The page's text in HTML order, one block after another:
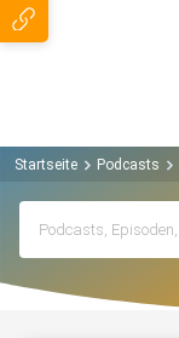
Startseite Podcasts